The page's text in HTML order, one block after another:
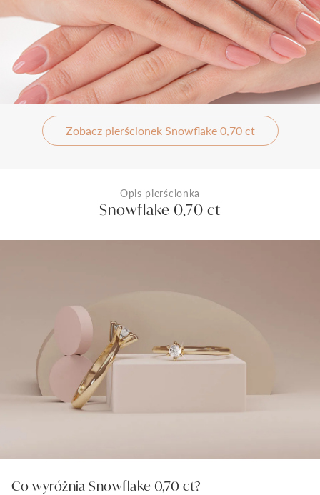
Zobacz pierścionek Snowflake 0,70 ct
Opis pierścionka
Snowflake 0,70 ct
Co wyróżnia Snowflake 0,70 ct?